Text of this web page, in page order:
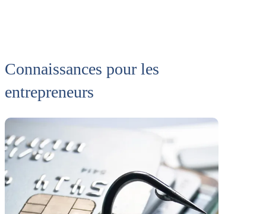
Connaissances pour les
entrepreneurs